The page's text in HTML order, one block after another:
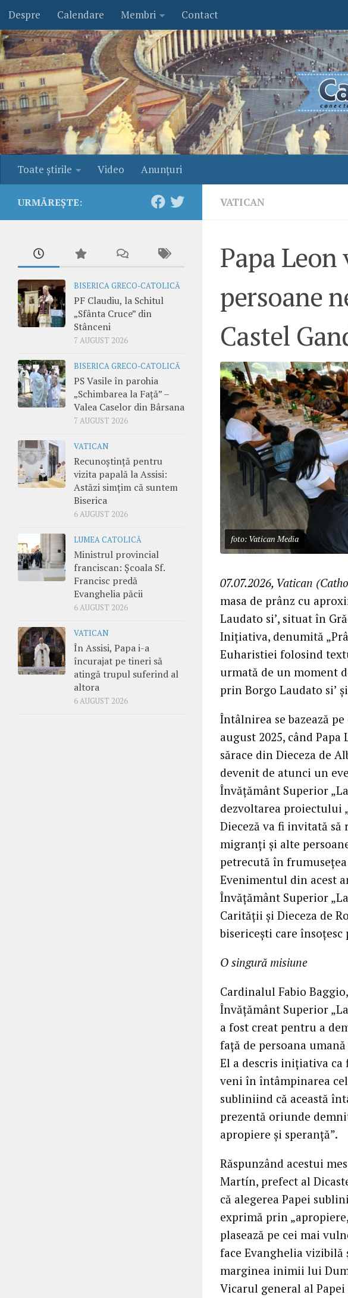
Skip to content
Despre Calendare Membri Contact
Toate ştirile Video Anunţuri
VATICAN
Papa
persoane
Castel
foto: Vatican Media
07.07.2026, Vatican
masa de prânz cu
Laudato si’, situat în
Inițiativa, denumită
Euharistiei folosind
urmată de un moment
prin Borgo Laudato si’
Întâlnirea se bazează
august 2025, când
sărace din Dieceza de
devenit de atunci un
Învățământ Superior
dezvoltarea proiectului
Dieceză va fi invitată să
migranți și alte
petrecută în
Evenimentul din acest
Învățământ Superior
Carității și Dieceza de
bisericești care
O singură misiune
Cardinalul Fabio
Învățământ Superior
a fost creat pentru a
față de persoana
El a descris inițiativa
veni în întâmpinarea
subliniind că această
prezentă oriunde
apropiere și speranță”.
Răspunzând acestui
Martín, prefect al
că alegerea Papei
exprimă prin
plasează pe cei mai
face Evanghelia
marginea inimii lui
Vicarul general al Papei
URMĂREȘTE:
BISERICA GRECO-CATOLICĂ
PF Claudiu, la Schitul
„Sfânta Cruce” din
Stânceni
7 AUGUST 2026
BISERICA GRECO-CATOLICĂ
PS Vasile în parohia
„Schimbarea la Față” –
Valea Caselor din Bârsana
7 AUGUST 2026
VATICAN
Recunoștință pentru
vizita papală la Assisi:
Astăzi simțim că suntem
Biserica
6 AUGUST 2026
LUMEA CATOLICĂ
Ministrul provincial
franciscan: Școala Sf.
Francisc predă
Evanghelia păcii
6 AUGUST 2026
VATICAN
În Assisi, Papa i-a
încurajat pe tineri să
atingă trupul suferind al
altora
6 AUGUST 2026